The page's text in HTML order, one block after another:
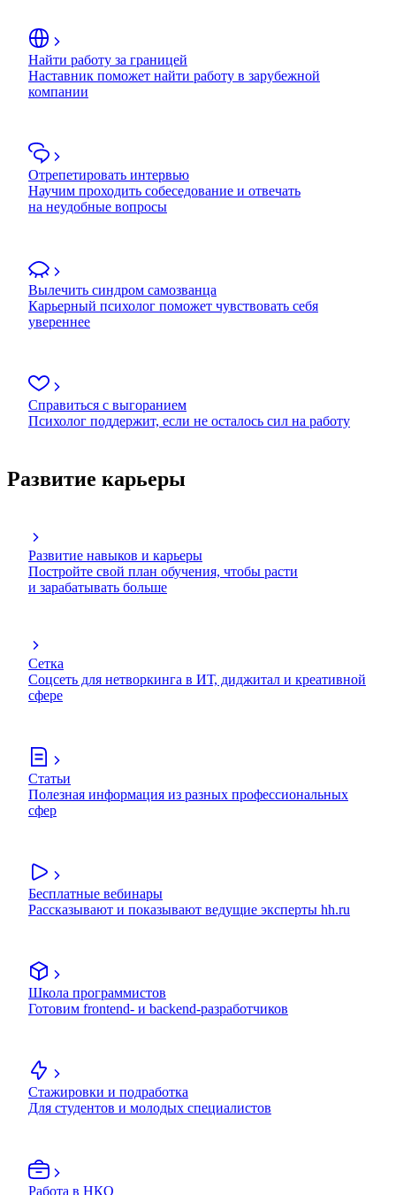
Найти работу за границей
Наставник поможет найти работу в зарубежной
компании
Отрепетировать интервью
Научим проходить собеседование и отвечать
на неудобные вопросы
Вылечить синдром самозванца
Карьерный психолог поможет чувствовать себя
увереннее
Справиться с выгоранием
Психолог поддержит, если не осталось сил на работу
Развитие карьеры
Развитие навыков и карьеры
Постройте свой план обучения, чтобы расти
и зарабатывать больше
Сетка
Соцсеть для нетворкинга в ИТ, диджитал и креативной
сфере
Статьи
Полезная информация из разных профессиональных
сфер
Бесплатные вебинары
Рассказывают и показывают ведущие эксперты hh.ru
Школа программистов
Готовим frontend- и backend-разработчиков
Стажировки и подработка
Для студентов и молодых специалистов
Работа в НКО